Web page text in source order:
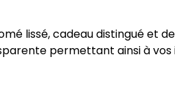
lissé, cadeau distingué et
permettant ainsi à vos